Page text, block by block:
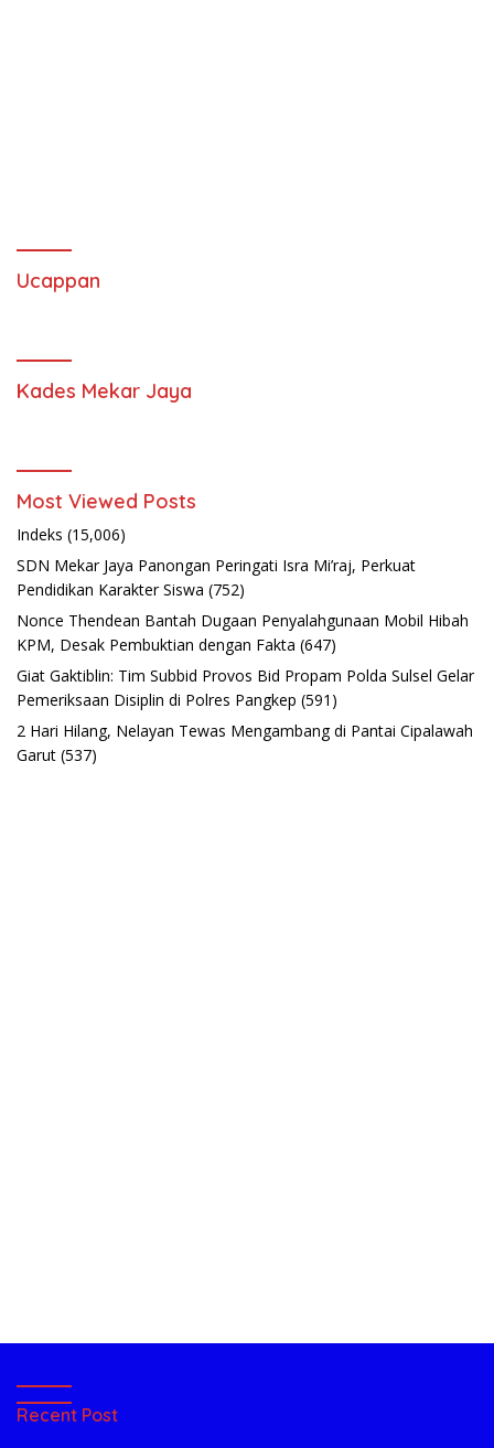
Ucappan
Kades Mekar Jaya
Most Viewed Posts
Indeks (15,006)
SDN Mekar Jaya Panongan Peringati Isra Mi’raj, Perkuat
Pendidikan Karakter Siswa (752)
Nonce Thendean Bantah Dugaan Penyalahgunaan Mobil Hibah
KPM, Desak Pembuktian dengan Fakta (647)
Giat Gaktiblin: Tim Subbid Provos Bid Propam Polda Sulsel Gelar
Pemeriksaan Disiplin di Polres Pangkep (591)
2 Hari Hilang, Nelayan Tewas Mengambang di Pantai Cipalawah
Garut (537)
Recent Post